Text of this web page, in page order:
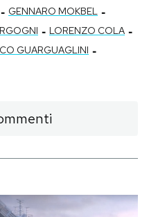
- GENNARO MOKBEL -
- LORENZO COLA -
GUARGUAGLINI -